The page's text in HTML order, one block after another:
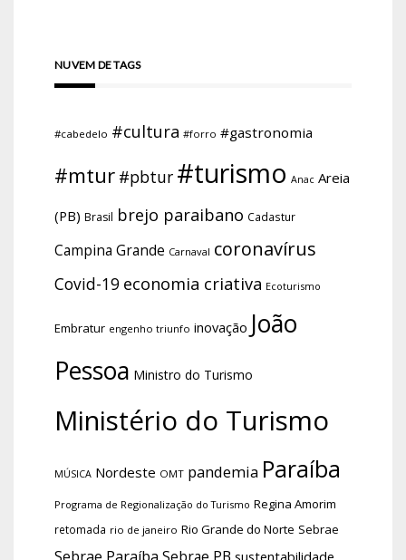
NUVEM DE TAGS
#cabedelo #cultura #forro #gastronomia
#mtur #pbtur #turismo Anac Areia
(PB) Brasil brejo paraibano Cadastur
Campina Grande Carnaval coronavírus
Covid-19 economia criativa Ecoturismo
Embratur engenho triunfo inovação João
Pessoa Ministro do Turismo
Ministério do Turismo
MÚSICA Nordeste OMT pandemia Paraíba
Programa de Regionalização do Turismo Regina Amorim
retomada rio de janeiro Rio Grande do Norte Sebrae